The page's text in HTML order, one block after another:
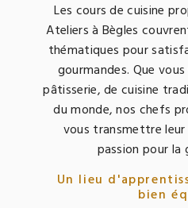
Les cours de cuisine
Ateliers à Bègles
thématiques pour
gourmandes. Que
pâtisserie, de cuisine
du monde, nos chefs
vous transmettre
passion pour la
Un lieu
bien